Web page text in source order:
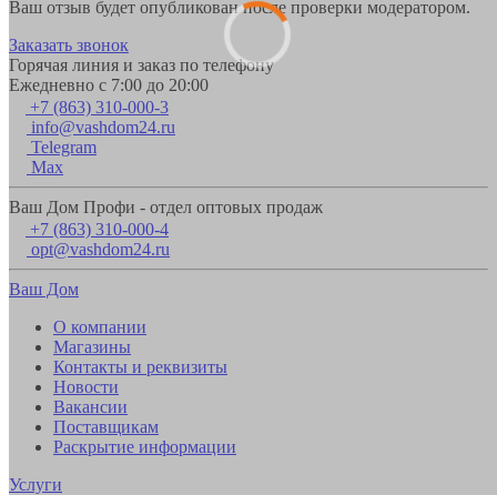
Ваш отзыв будет опубликован после проверки модератором.
Заказать звонок
Горячая линия и заказ по телефону
Ежедневно с 7:00 до 20:00
+7 (863) 310-000-3
info@vashdom24.ru
Telegram
Max
Ваш Дом Профи - отдел оптовых продаж
+7 (863) 310-000-4
opt@vashdom24.ru
Ваш Дом
О компании
Магазины
Контакты и реквизиты
Новости
Вакансии
Поставщикам
Раскрытие информации
Услуги